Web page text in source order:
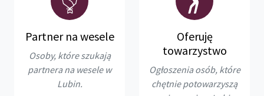
Partner na wesele
Osoby, które szukają
partnera na wesele w
Lubin.
Oferuję
towarzystwo
Ogłoszenia osób, które
chętnie potowarzyszą